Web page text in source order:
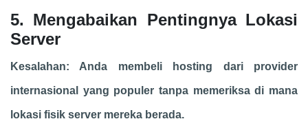
5. Mengabaikan Pentingnya Lokasi
Server
Kesalahan: Anda membeli hosting dari provider
internasional yang populer tanpa memeriksa di mana
lokasi fisik server mereka berada.